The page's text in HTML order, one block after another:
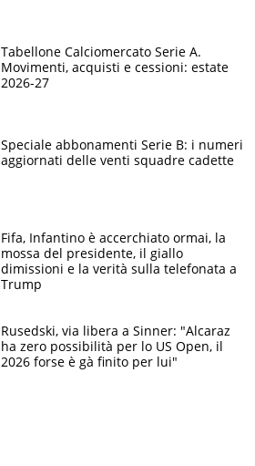
Tabellone Calciomercato Serie A.
Movimenti, acquisti e cessioni: estate
2026-27
Speciale abbonamenti Serie B: i numeri
aggiornati delle venti squadre cadette
Fifa, Infantino è accerchiato ormai, la
mossa del presidente, il giallo
dimissioni e la verità sulla telefonata a
Trump
Rusedski, via libera a Sinner: "Alcaraz
ha zero possibilità per lo US Open, il
2026 forse è gà finito per lui"